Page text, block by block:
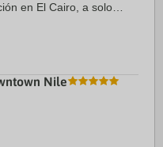
en El Cairo, a solo
...
Nile